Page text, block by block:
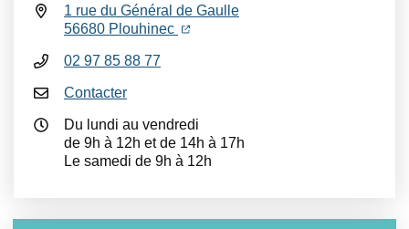
1 rue du Général de Gaulle
56680 Plouhinec (ouverture dans un nouvel onglet)
(ouverture dans un nouvel onglet)
02 97 85 88 77
Contacter
Du lundi au vendredi
de 9h à 12h et de 14h à 17h
Le samedi de 9h à 12h